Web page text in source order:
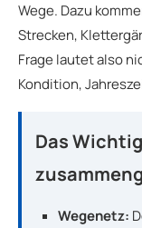
Wege. Dazu
Strecken,
Frage lautet also
Kondition,
Das
Wegenetz: